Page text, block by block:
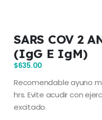
SARS COV 2
(IgG E IgM)
$635.00
Recomendable ayuno
hrs. Evite acudir con
excitado.